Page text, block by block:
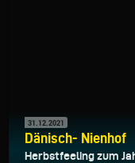
31.12.2021
Dänisch- Nienhof
Herbstfeeling zum